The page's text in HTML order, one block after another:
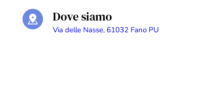
Dove siamo
Via delle Nasse, 61032 Fano PU